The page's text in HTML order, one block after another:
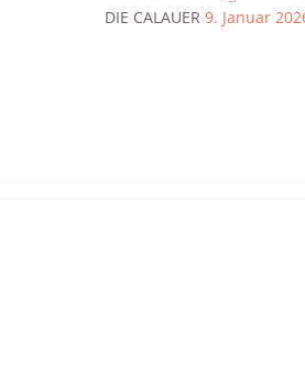
DIE CALAUER 9. Januar